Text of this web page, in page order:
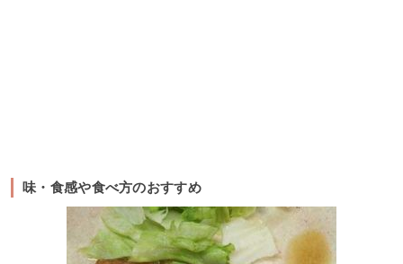
味・食感や食べ方のおすすめ